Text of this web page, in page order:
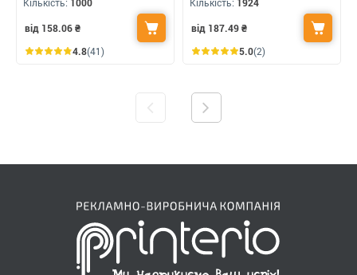
від 158.06₴
4.8(41)
від 187.49₴
5.0(2)